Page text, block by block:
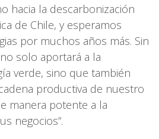
hacia la descarbonización
de Chile, y esperamos
por muchos años más. Sin
solo aportará a la
verde, sino que también
productiva de nuestro
manera potente a la
negocios”.